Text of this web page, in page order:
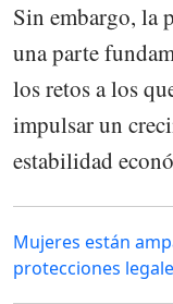
Sin embargo, la
una parte
los retos a los
impulsar un
estabilidad
Mujeres están
protecciones